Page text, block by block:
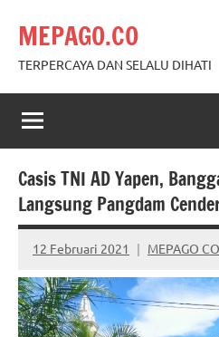
content
MEPAGO.CO
TERPERCAYA DAN SELALU DIHATI
Casis TNI AD Yapen,
Langsung Pangdam
12 Februari 2021 MEPAGO CO
No
comments